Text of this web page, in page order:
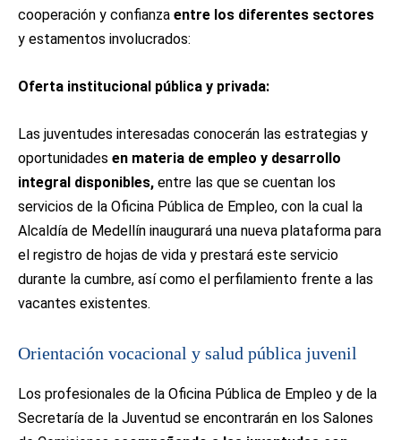
cooperación y confianza entre los diferentes sectores
y estamentos involucrados:
Oferta institucional pública y privada:
Las juventudes interesadas conocerán las estrategias y
oportunidades en materia de empleo y desarrollo
integral disponibles, entre las que se cuentan los
servicios de la Oficina Pública de Empleo, con la cual la
Alcaldía de Medellín inaugurará una nueva plataforma para
el registro de hojas de vida y prestará este servicio
durante la cumbre, así como el perfilamiento frente a las
vacantes existentes.
Orientación vocacional y salud pública juvenil
Los profesionales de la Oficina Pública de Empleo y de la
Secretaría de la Juventud se encontrarán en los Salones